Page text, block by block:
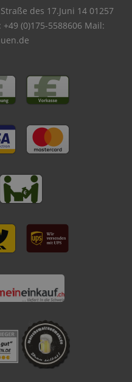
des 17.Juni 14 01257
(0)175-5588606 Mail: